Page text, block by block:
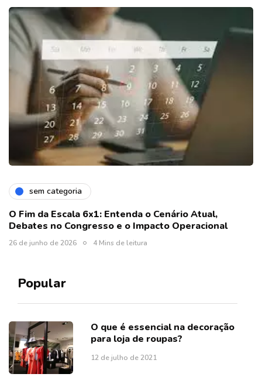
sem categoria
O Fim da Escala 6x1: Entenda o Cenário Atual,
Debates no Congresso e o Impacto Operacional
26 de junho de 2026 4 Mins de leitura
Popular
O que é essencial na decoração
para loja de roupas?
12 de julho de 2021